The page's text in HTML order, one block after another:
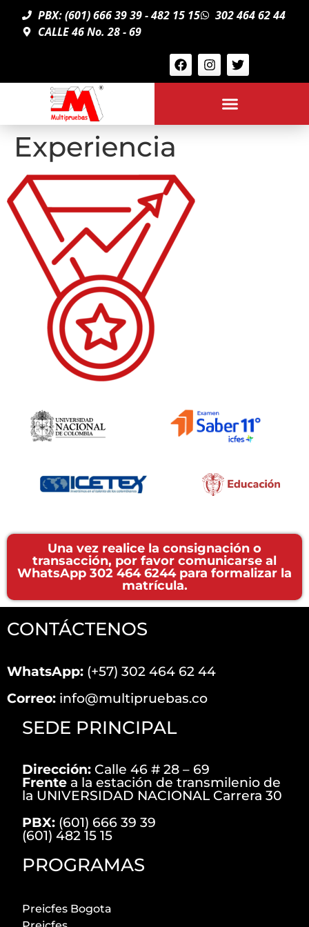
PBX: (601) 666 39 39 - 482 15 15
302 464 62 44
CALLE 46 No. 28 - 69
Experiencia
Una vez realice la consignación o
transacción, por favor comunicarse al
WhatsApp 302 464 6244 para formalizar la
matrícula.
CONTÁCTENOS
WhatsApp: (+57) 302 464 62 44
Correo: info@multipruebas.co
SEDE PRINCIPAL
Dirección: Calle 46 # 28 – 69
Frente a la estación de transmilenio de
la UNIVERSIDAD NACIONAL Carrera 30
PBX: (601) 666 39 39
(601) 482 15 15
PROGRAMAS
Preicfes Bogota